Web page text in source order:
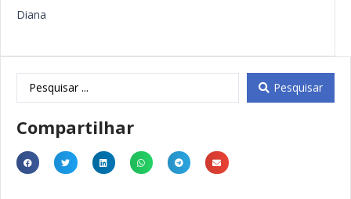
Diana
Pesquisar
Compartilhar